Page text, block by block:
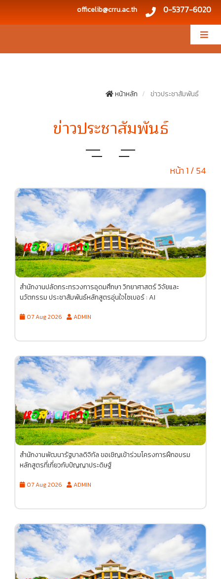
officelib@crru.ac.th 0-5377-6020
หน้าหลัก ข่าวประชาสัมพันธ์
ข่าวประชาสัมพันธ์
หน้า 1 / 54
สำนักงานปลัดกระทรวงการอุดมศึกษา วิทยาศาสตร์ วิจัยและ
นวัตกรรม ประชาสัมพันธ์หลักสูตรอุ่นใจไซเบอร์ : AI
07 Aug 2026 ADMIN
สำนักงานพัฒนารัฐบาลดิจิทัล ขอเชิญเข้าร่วมโครงการฝึกอบรม
หลักสูตรที่เกี่ยวกับปัญญาประดิษฐ์
07 Aug 2026 ADMIN